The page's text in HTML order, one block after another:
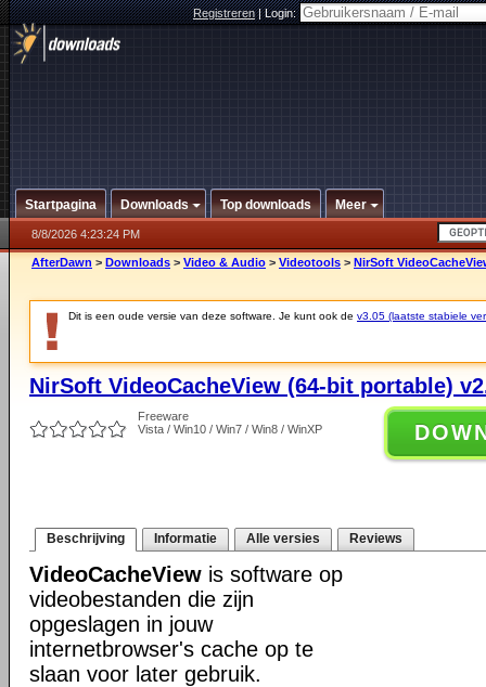
Registreren|Login:
Startpagina Downloads Top downloads Meer
8/8/2026 4:23:24 PM
AfterDawn > Downloads > Video & Audio > Videotools > NirSoft
Dit is een oude versie van deze software. Je kunt ook de v3.05 (laatste stabiele
NirSoft VideoCacheView (64-bit portable)
Freeware
Vista / Win10 / Win7 / Win8 / WinXP
Beschrijving Informatie Alle versies Reviews
VideoCacheView is software op
videobestanden die zijn
opgeslagen in jouw
internetbrowser's cache op te
slaan voor later gebruik.